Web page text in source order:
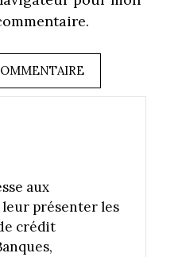
aux
présenter les
crédit